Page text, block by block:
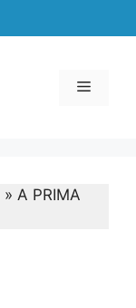
Menu
» A PRIMA